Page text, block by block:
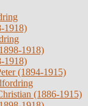
1918)
1918)
1918)
(1894-1915)
(1886-1915)